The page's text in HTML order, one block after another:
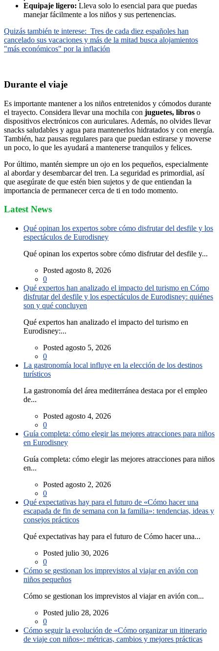
Equipaje ligero: Lleva solo lo esencial para que puedas
manejar fácilmente a los niños y sus pertenencias.
Quizás también te interese: Tres de cada diez españoles han
cancelado sus vacaciones y más de la mitad busca alojamientos
"más económicos" por la inflación
Durante el viaje
Es importante mantener a los niños entretenidos y cómodos durante
el trayecto. Considera llevar una mochila con juguetes, libros o
dispositivos electrónicos con auriculares. Además, no olvides llevar
snacks saludables y agua para mantenerlos hidratados y con energía.
También, haz pausas regulares para que puedan estirarse y moverse
un poco, lo que les ayudará a mantenerse tranquilos y felices.
Por último, mantén siempre un ojo en los pequeños, especialmente
al abordar y desembarcar del tren. La seguridad es primordial, así
que asegúrate de que estén bien sujetos y de que entiendan la
importancia de permanecer cerca de ti en todo momento.
Latest News
Qué opinan los expertos sobre cómo disfrutar del desfile y los
espectáculos de Eurodisney
Qué opinan los expertos sobre cómo disfrutar del desfile y...
Posted agosto 8, 2026
0
Qué expertos han analizado el impacto del turismo en Cómo
disfrutar del desfile y los espectáculos de Eurodisney: quiénes
son y qué concluyen
Qué expertos han analizado el impacto del turismo en
Eurodisney:...
Posted agosto 5, 2026
0
La gastronomía local influye en la elección de los destinos
turísticos
La gastronomía del área mediterránea destaca por el empleo
de...
Posted agosto 4, 2026
0
Guía completa: cómo elegir las mejores atracciones para niños
en Eurodisney
Guía completa: cómo elegir las mejores atracciones para niños
en...
Posted agosto 2, 2026
0
Qué expectativas hay para el futuro de «Cómo hacer una
escapada de fin de semana con la familia»: tendencias, ideas y
consejos prácticos
Qué expectativas hay para el futuro de Cómo hacer una...
Posted julio 30, 2026
0
Cómo se gestionan los imprevistos al viajar en avión con
niños pequeños
Cómo se gestionan los imprevistos al viajar en avión con...
Posted julio 28, 2026
0
Cómo seguir la evolución de «Cómo organizar un itinerario
de viaje con niños»: métricas, cambios y mejores prácticas